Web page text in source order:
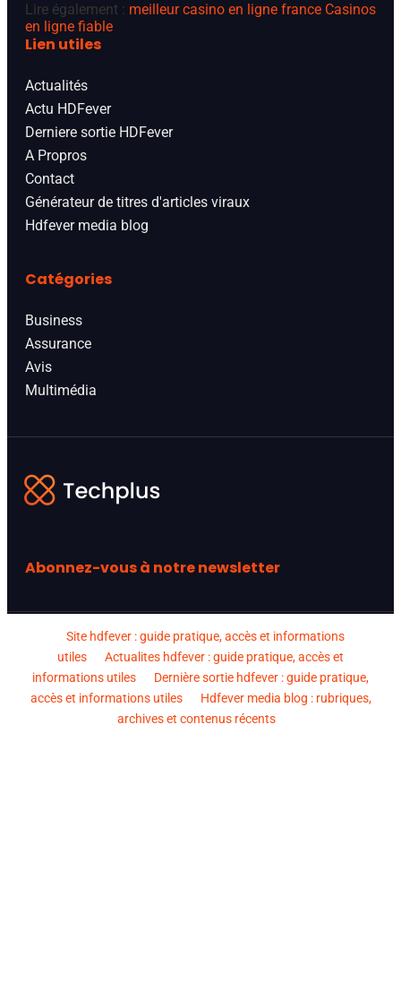
Lire également : meilleur casino en ligne france Casinos
en ligne fiable
Lien utiles
Actualités
Actu HDFever
Derniere sortie HDFever
A Propros
Contact
Générateur de titres d'articles viraux
Hdfever media blog
Catégories
Business
Assurance
Avis
Multimédia
Abonnez-vous à notre newsletter
Site hdfever : guide pratique, accès et informations
utiles
Actualites hdfever : guide pratique, accès et
informations utiles
Dernière sortie hdfever : guide pratique,
accès et informations utiles
Hdfever media blog : rubriques,
archives et contenus récents